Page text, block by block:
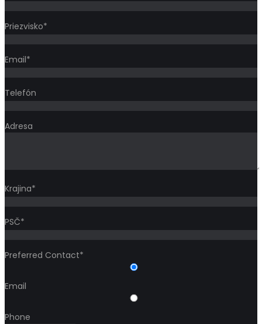
Priezvisko*
Email*
Telefón
Adresa
Krajina*
PSČ*
Preferred Contact*
Email
Phone